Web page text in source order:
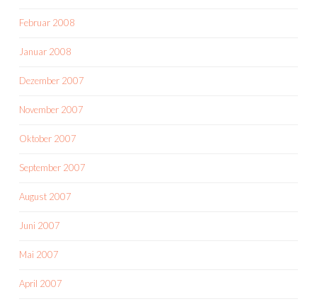
Februar 2008
Januar 2008
Dezember 2007
November 2007
Oktober 2007
September 2007
August 2007
Juni 2007
Mai 2007
April 2007